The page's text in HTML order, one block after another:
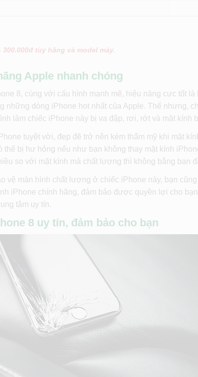
tùy hãng và model máy.
Apple nhanh chóng
8, cùng với cấu hình mạnh mẽ, hiệu năng cực tốt
những dòng iPhone hot nhất của Apple. Thế nhưng,
làm chiếc iPhone này bị va đập, rơi, rớt và mặt kính
tuyệt vời, đẹp đẽ trở nên kém thẩm mỹ khi mặt
bị hư hỏng nếu như bạn không thay mặt kính
so với mặt kính mà chất lượng thì không bằng ban
vệ màn hình chất lượng ở chiếc iPhone này, bạn
iPhone chính hãng, đảm bảo được quyền lợi cho
tâm uy tín.
8 uy tín, đảm bảo cho bạn